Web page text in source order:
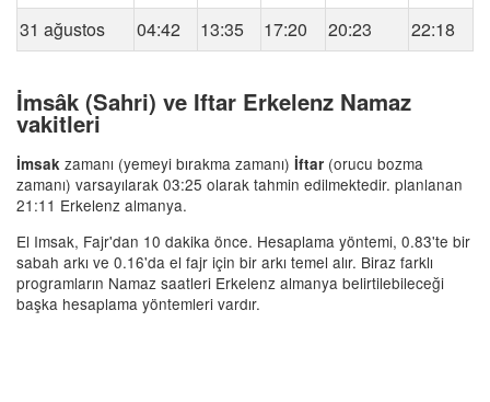
31 ağustos
04:42 13:35 17:20 20:23 22:18
İmsâk (Sahri) ve Iftar Erkelenz Namaz
vakitleri
İmsak zamanı (yemeyi bırakma zamanı) İftar (orucu bozma
zamanı) varsayılarak 03:25 olarak tahmin edilmektedir. planlanan
21:11 Erkelenz almanya.
El Imsak, Fajr'dan 10 dakika önce. Hesaplama yöntemi, 0.83'te bir
sabah arkı ve 0.16'da el fajr için bir arkı temel alır. Biraz farklı
programların Namaz saatleri Erkelenz almanya belirtilebileceği
başka hesaplama yöntemleri vardır.